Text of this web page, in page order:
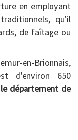
en employant
qu'il
de faîtage ou
en-Brionnais,
d'environ 650
département de